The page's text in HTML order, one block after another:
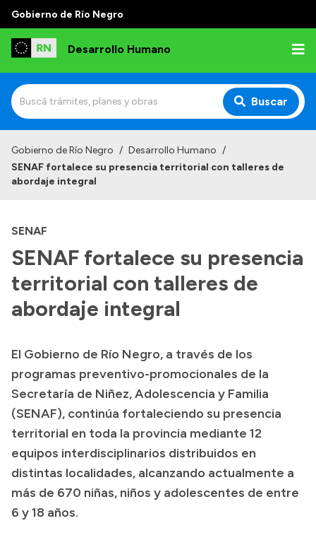
Gobierno de Río Negro
Desarrollo Humano
Buscar
Institucional
Autoridades
Delegaciones
Normativa
Presupuesto
Boletín Oficial
Compras y licitaciones
Consulta de expedientes
Consulta de pago a proveedores
Convocatorias
Gobierno de Río Negro / Desarrollo Humano /
SENAF fortalece su presencia territorial con talleres de
abordaje integral
SENAF
SENAF fortalece su presencia
territorial con talleres de
abordaje integral
El Gobierno de Río Negro, a través de los
programas preventivo-promocionales de la
Secretaría de Niñez, Adolescencia y Familia
(SENAF), continúa fortaleciendo su presencia
territorial en toda la provincia mediante 12
equipos interdisciplinarios distribuidos en
distintas localidades, alcanzando actualmente a
más de 670 niñas, niños y adolescentes de entre
6 y 18 años.